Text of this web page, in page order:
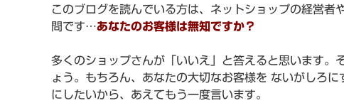
このブログを読んでいる方は、ネットショップの経営
問です…あなたのお客様は無知ですか？
多くのショップさんが「いいえ」と答えると思います。
ょう。もちろん、あなたの大切なお客様を ないがしろ
にしたいから、あえてもう一度言います。